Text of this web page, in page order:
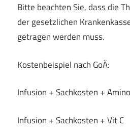
Bitte beachten Sie, dass die
der gesetzlichen
getragen werden muss.
Kostenbeispiel nach GoÄ:
Infusion + Sachkosten +
Infusion + Sachkosten +